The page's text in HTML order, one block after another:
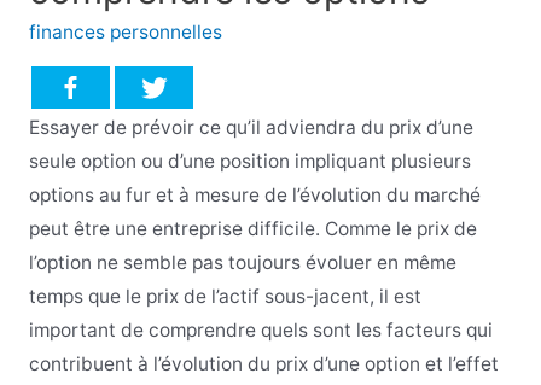
finances personnelles
Essayer de prévoir ce qu’il adviendra du prix d’une
seule option ou d’une position impliquant plusieurs
options au fur et à mesure de l’évolution du marché
peut être une entreprise difficile. Comme le prix de
l’option ne semble pas toujours évoluer en même
temps que le prix de l’actif sous-jacent, il est
important de comprendre quels sont les facteurs qui
contribuent à l’évolution du prix d’une option et l’effet